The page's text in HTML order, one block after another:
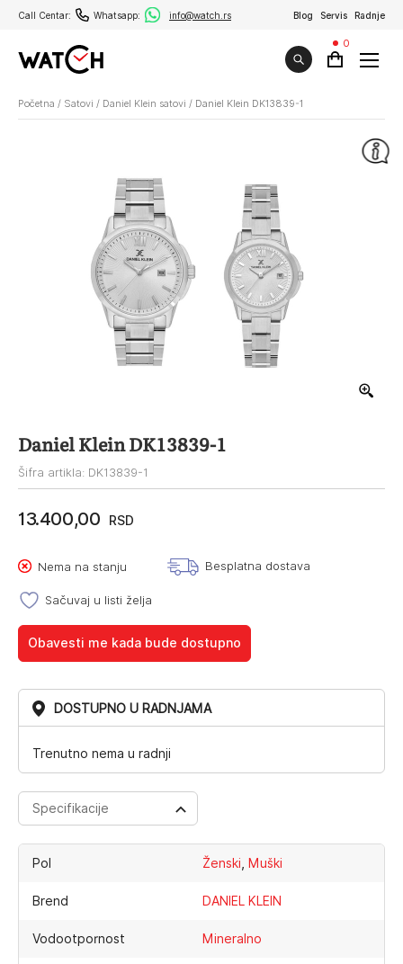
Call Centar: Whatsapp: info@watch.rs Blog Servis Radnje
0
Početna / Satovi / Daniel Klein satovi / Daniel Klein DK13839-1
Daniel Klein DK13839-1
Šifra artikla: DK13839-1
13.400,00 RSD
Nema na stanju Besplatna dostava
Sačuvaj u listi želja
Obavesti me kada bude dostupno
DOSTUPNO U RADNJAMA
Trenutno nema u radnji
Specifikacije
Pol Ženski, Muški
Brend DANIEL KLEIN
Vodootpornost Mineralno